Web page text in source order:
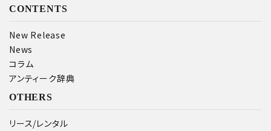
CONTENTS
New Release
News
コラム
アンティーク辞典
OTHERS
リース/レンタル